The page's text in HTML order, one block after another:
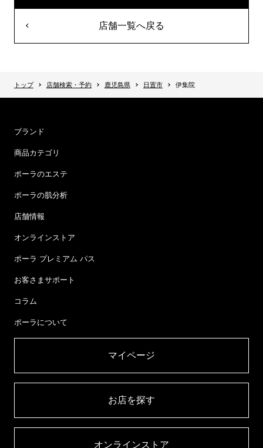
店舗一覧へ戻る
トップ 店舗検索・予約 鹿児島県 日置市 伊集院
ブランド
商品カテゴリ
ポーラのエステ
ポーラの肌分析
店舗情報
オンラインストア
ポーラ プレミアム パス
お客さまサポート
コラム
ポーラについて
マイページ​
お店を探す​
オンラインストア​